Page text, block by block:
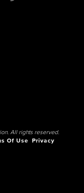
All rights reserved.
Of Use
Privacy